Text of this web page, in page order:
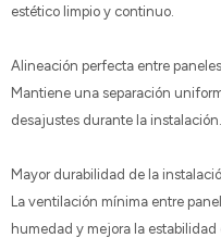
estético limpio y continuo.
Alineación perfecta entre paneles
Mantiene una separación
desajustes durante la instalación.
Mayor durabilidad de la
La ventilación mínima entre
humedad y mejora la estabilidad